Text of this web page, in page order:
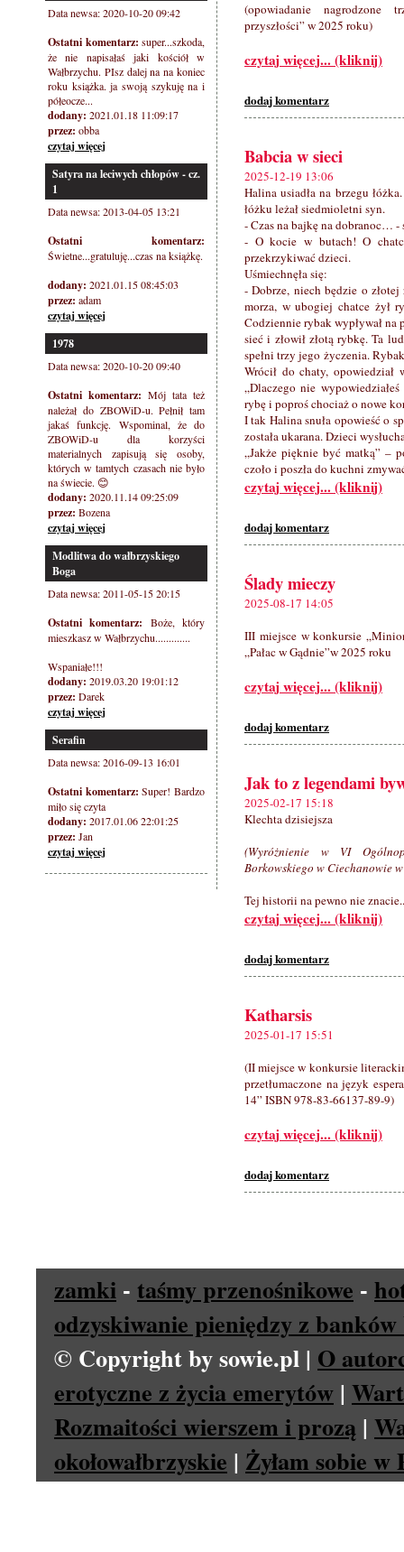
Data newsa: 2020-10-20 09:42
Ostatni komentarz: super...szkoda,
że nie napisałaś jaki kościół w
Wałbrzychu. PIsz dalej na na koniec
roku książka. ja swoją szykuję na i
półeocze...
dodany: 2021.01.18 11:09:17
przez: obba
czytaj więcej
Satyra na leciwych chłopów - cz.
1
Data newsa: 2013-04-05 13:21
Ostatni komentarz:
Świetne...gratuluję...czas na książkę.
dodany: 2021.01.15 08:45:03
przez: adam
czytaj więcej
1978
Data newsa: 2020-10-20 09:40
Ostatni komentarz: Mój tata też
należał do ZBOWiD-u. Pełnił tam
jakaś funkcję. Wspominal, że do
ZBOWiD-u dla korzyści
materialnych zapisują się osoby,
których w tamtych czasach nie było
na świecie. 😊
dodany: 2020.11.14 09:25:09
przez: Bozena
czytaj więcej
Modlitwa do wałbrzyskiego
Boga
Data newsa: 2011-05-15 20:15
Ostatni komentarz: Boże, który
mieszkasz w Wałbrzychu.............
Wspaniałe!!!
dodany: 2019.03.20 19:01:12
przez: Darek
czytaj więcej
Serafin
Data newsa: 2016-09-13 16:01
Ostatni komentarz: Super! Bardzo
miło się czyta
dodany: 2017.01.06 22:01:25
przez: Jan
czytaj więcej
(opowiadanie nagrodzone
przyszłości” w 2025 roku)
czytaj więcej... (kliknij)
dodaj komentarz
Babcia w sieci
2025-12-19 13:06
Halina usiadła na brzegu
łóżku leżał siedmioletni syn.
- Czas na bajkę na dobranoc… -
- O kocie w butach! O
przekrzykiwać dzieci.
Uśmiechnęła się:
- Dobrze, niech będzie o
morza, w ubogiej chatce żył
Codziennie rybak wypływał na
sieć i złowił złotą rybkę. Ta
spełni trzy jego życzenia.
Wrócił do chaty,
„Dlaczego nie
rybę i poproś chociaż o nowe
I tak Halina snuła opowieść o
została ukarana. Dzieci
„Jakże pięknie być matką” –
czoło i poszła do kuchni
czytaj więcej... (kliknij)
dodaj komentarz
Ślady mieczy
2025-08-17 14:05
III miejsce w konkursie
„Pałac w Gądnie”w 2025 roku
czytaj więcej... (kliknij)
dodaj komentarz
Jak to z legendami
2025-02-17 15:18
Klechta dzisiejsza
(Wyróżnienie w VI
Borkowskiego w Ciechanowie
Tej historii na pewno nie
czytaj więcej... (kliknij)
dodaj komentarz
Katharsis
2025-01-17 15:51
(II miejsce w konkursie
przetłumaczone na język
14” ISBN 978-83-66137-89-9)
czytaj więcej... (kliknij)
dodaj komentarz
zamki - taśmy przenośnikowe -
odzyskiwanie pieniędzy z banków
© Copyright by sowie.pl | O
erotyczne z życia emerytów |
Rozmaitości wierszem i prozą |
okołowałbrzyskie | Żyłam sobie